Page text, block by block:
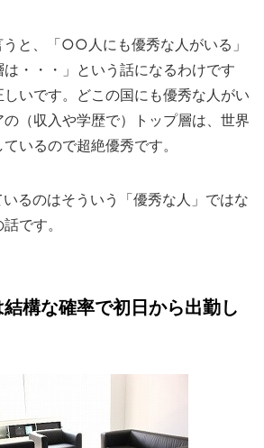
と、「○○人にも優秀な人がいる」
・・・」という話になるわけです
いです。どこの国にも優秀な人がい
の（収入や学歴で）トップ層は、世界
いるので超絶優秀です。
るのはそういう「優秀な人」ではな
です。
構な確率で初日から出勤し